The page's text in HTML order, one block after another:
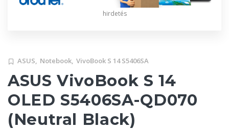
hirdetés
ASUS, Notebook, VivoBook S 14 S5406SA
ASUS VivoBook S 14
OLED S5406SA-QD070
(Neutral Black)